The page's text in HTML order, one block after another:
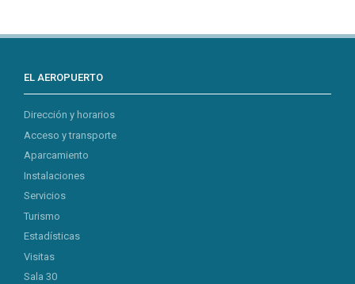
EL AEROPUERTO
Dirección y horarios
Acceso y transporte
Aparcamiento
Instalaciones
Servicios
Turismo
Estadísticas
Visitas
Sala 30